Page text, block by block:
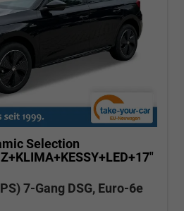
Selection
7-Gang DSG, Euro-6e